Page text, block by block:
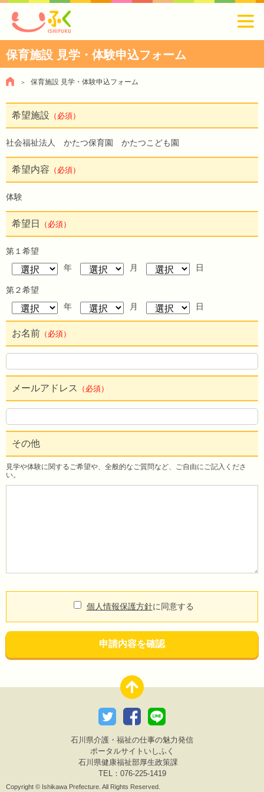
保育施設 見学・体験申込フォーム
保育施設 見学・体験申込フォーム
希望施設 （必須）
社会福祉法人 かたつ保育園 かたつこども園
希望内容 （必須）
体験
希望日 （必須）
第１希望
年
月 日
第２希望
年
月 日
お名前 （必須）
メールアドレス （必須）
その他
見学や体験に関するご希望や、全般的なご質問など、ご自由にご記入くださ
い。
個人情報保護方針に同意する
申請内容を確認
石川県介護・福祉の仕事の魅力発信
ポータルサイトいしふく
石川県健康福祉部厚生政策課
TEL：076-225-1419
Copyright © Ishikawa Prefecture. All Rights Reserved.